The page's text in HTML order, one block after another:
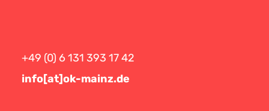
+49 (0) 6 131 393 17 42
info[at]ok-mainz.de